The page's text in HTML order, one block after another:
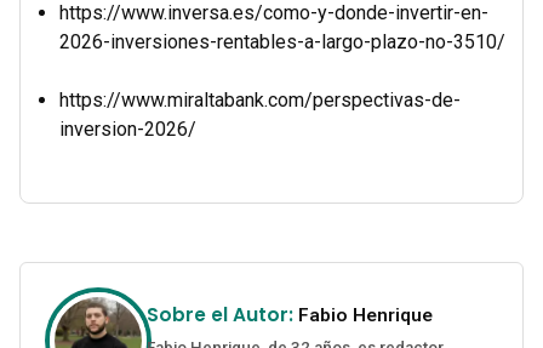
https://www.inversa.es/como-y-donde-invertir-en-
2026-inversiones-rentables-a-largo-plazo-no-3510/
https://www.miraltabank.com/perspectivas-de-
inversion-2026/
Sobre el Autor: Fabio Henrique